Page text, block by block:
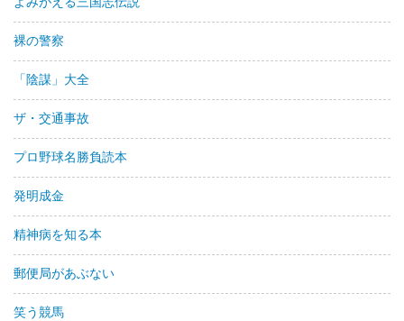
裸の警察
「陰謀」大全
ザ・交通事故
プロ野球名勝負読本
発明成金
精神病を知る本
郵便局があぶない
笑う競馬